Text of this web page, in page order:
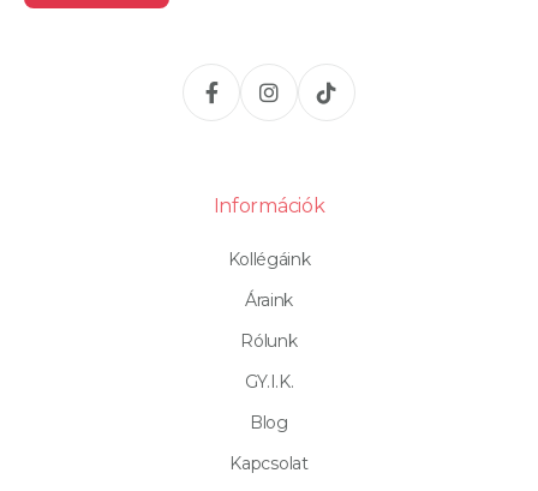
Információk
Kollégáink
Áraink
Rólunk
GY.I.K.
Blog
Kapcsolat